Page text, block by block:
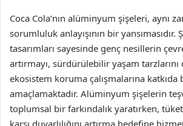
Coca Cola’nın alüminyum şişeleri, aynı
sorumluluk anlayışının bir yansımasıdır.
tasarımları sayesinde genç nesillerin
artırmayı, sürdürülebilir yaşam
ekosistem koruma çalışmalarına katkıda
amaçlamaktadır. Alüminyum şişelerin
toplumsal bir farkındalık yaratırken,
karşı duyarlılığını artırma hedefine